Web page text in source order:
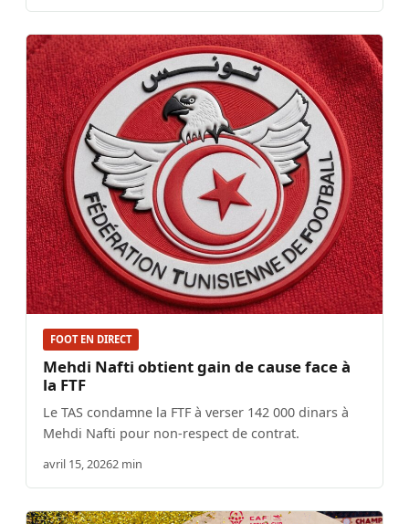
FOOT EN DIRECT
Mehdi Nafti obtient gain de cause face à
la FTF
Le TAS condamne la FTF à verser 142 000 dinars à
Mehdi Nafti pour non-respect de contrat.
avril 15, 20262 min